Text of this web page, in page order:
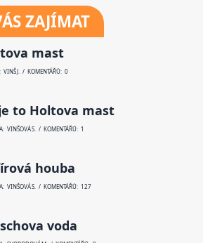
ZAJÍMAT
mast
VINŠ J. / KOMENTÁŘŮ: 0
to Holtova mast
VINŠOVÁ S. / KOMENTÁŘŮ: 1
houba
VINŠOVÁ S. / KOMENTÁŘŮ: 127
voda